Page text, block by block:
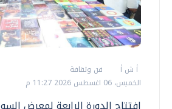
أ ش أ
فن وثقافة
الخميس، 06 اغسطس 2026 11:27 م